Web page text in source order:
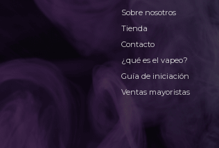
Sobre nosotros
Tienda
Contacto
¿qué es el vapeo?
Guía de iniciación
Ventas mayoristas